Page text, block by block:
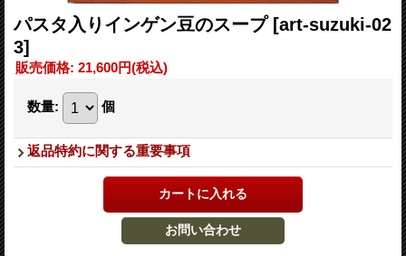
パスタ入りインゲン豆のスープ [art-suzuki-02
3]
販売価格: 21,600円(税込)
数量: 個
返品特約に関する重要事項